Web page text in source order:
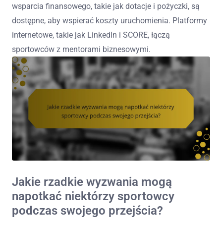
wsparcia finansowego, takie jak dotacje i pożyczki, są
dostępne, aby wspierać koszty uruchomienia. Platformy
internetowe, takie jak LinkedIn i SCORE, łączą
sportowców z mentorami biznesowymi.
Jakie rzadkie wyzwania mogą
napotkać niektórzy sportowcy
podczas swojego przejścia?